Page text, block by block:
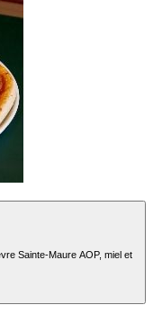
Sainte-Maure AOP, miel et